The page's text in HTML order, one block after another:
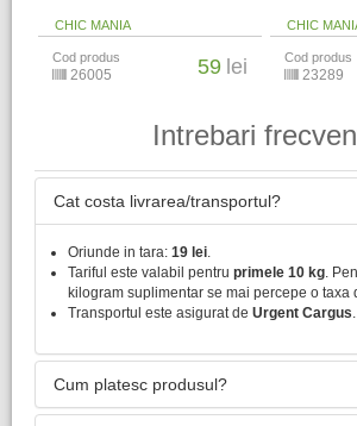
CHIC MANIA
Cod produs
26005 59 lei
CHIC
Cod produs
23289
Intrebari
Cat costa livrarea/transportul?
Oriunde in tara: 19 lei
Tariful este valabil pentru primele 10 kg .
kilogram suplimentar se mai percepe o taxa
Transportul este asigurat de Urgent Cargus
Cum platesc produsul?